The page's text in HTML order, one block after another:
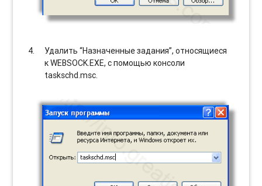
Удалить “Назначенные задания”, относящиеся
к WEBSOCK.EXE, с помощью консоли
taskschd.msc.